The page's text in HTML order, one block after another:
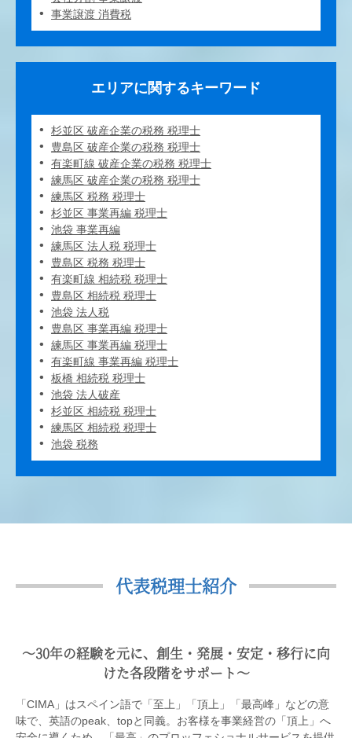
事業譲渡 消費税
エリアに関するキーワード
杉並区 破産企業の税務 税理士
豊島区 破産企業の税務 税理士
有楽町線 破産企業の税務 税理士
練馬区 破産企業の税務 税理士
練馬区 税務 税理士
杉並区 事業再編 税理士
池袋 事業再編
練馬区 法人税 税理士
豊島区 税務 税理士
有楽町線 相続税 税理士
豊島区 相続税 税理士
池袋 法人税
豊島区 事業再編 税理士
練馬区 事業再編 税理士
有楽町線 事業再編 税理士
板橋 相続税 税理士
池袋 法人破産
杉並区 相続税 税理士
練馬区 相続税 税理士
池袋 税務
代表税理士紹介
〜30年の経験を元に、創生・発展・安定・移行に向
けた各段階をサポート〜
「CIMA」はスペイン語で「至上」「頂上」「最高峰」などの意
味で、英語のpeak、topと同義。お客様を事業経営の「頂上」へ